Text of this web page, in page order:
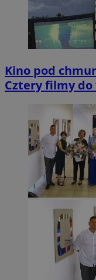
Kino pod
Cztery filmy